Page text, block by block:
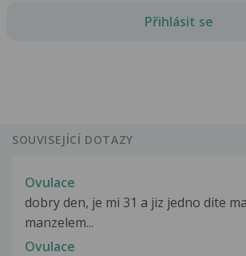
Přihlásit se
SOUVISEJÍCÍ DOTAZY
Ovulace
dobry den, je mi 31 a jiz jedno dite
manzelem...
Ovulace